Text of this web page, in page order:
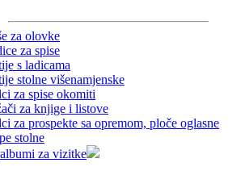
za olovke
za spise
s ladicama
stolne višenamjenske
za spise okomiti
za knjige i listove
za prospekte sa opremom, ploče oglasne
stolne
za vizitke